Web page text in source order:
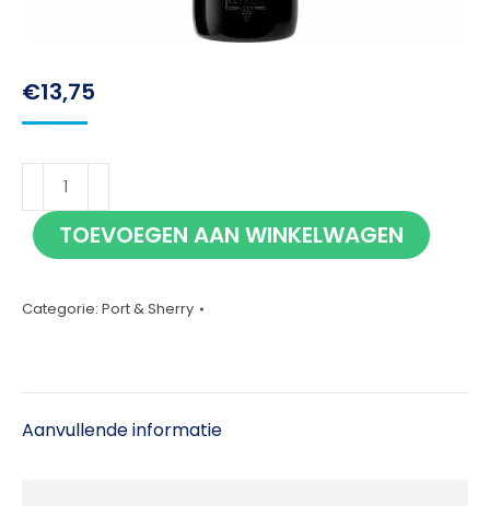
€13,75
Quinta
Santa
Eufemia
75cl
TOEVOEGEN AAN WINKELWAGEN
Categorie: Port & Sherry
Aanvullende informatie